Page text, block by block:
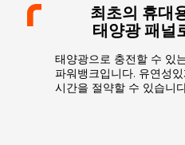
최초의 휴대
태양광 패널
태양광으로 충전할 수 있
파워뱅크입니다. 유연성
시간을 절약할 수 있습니